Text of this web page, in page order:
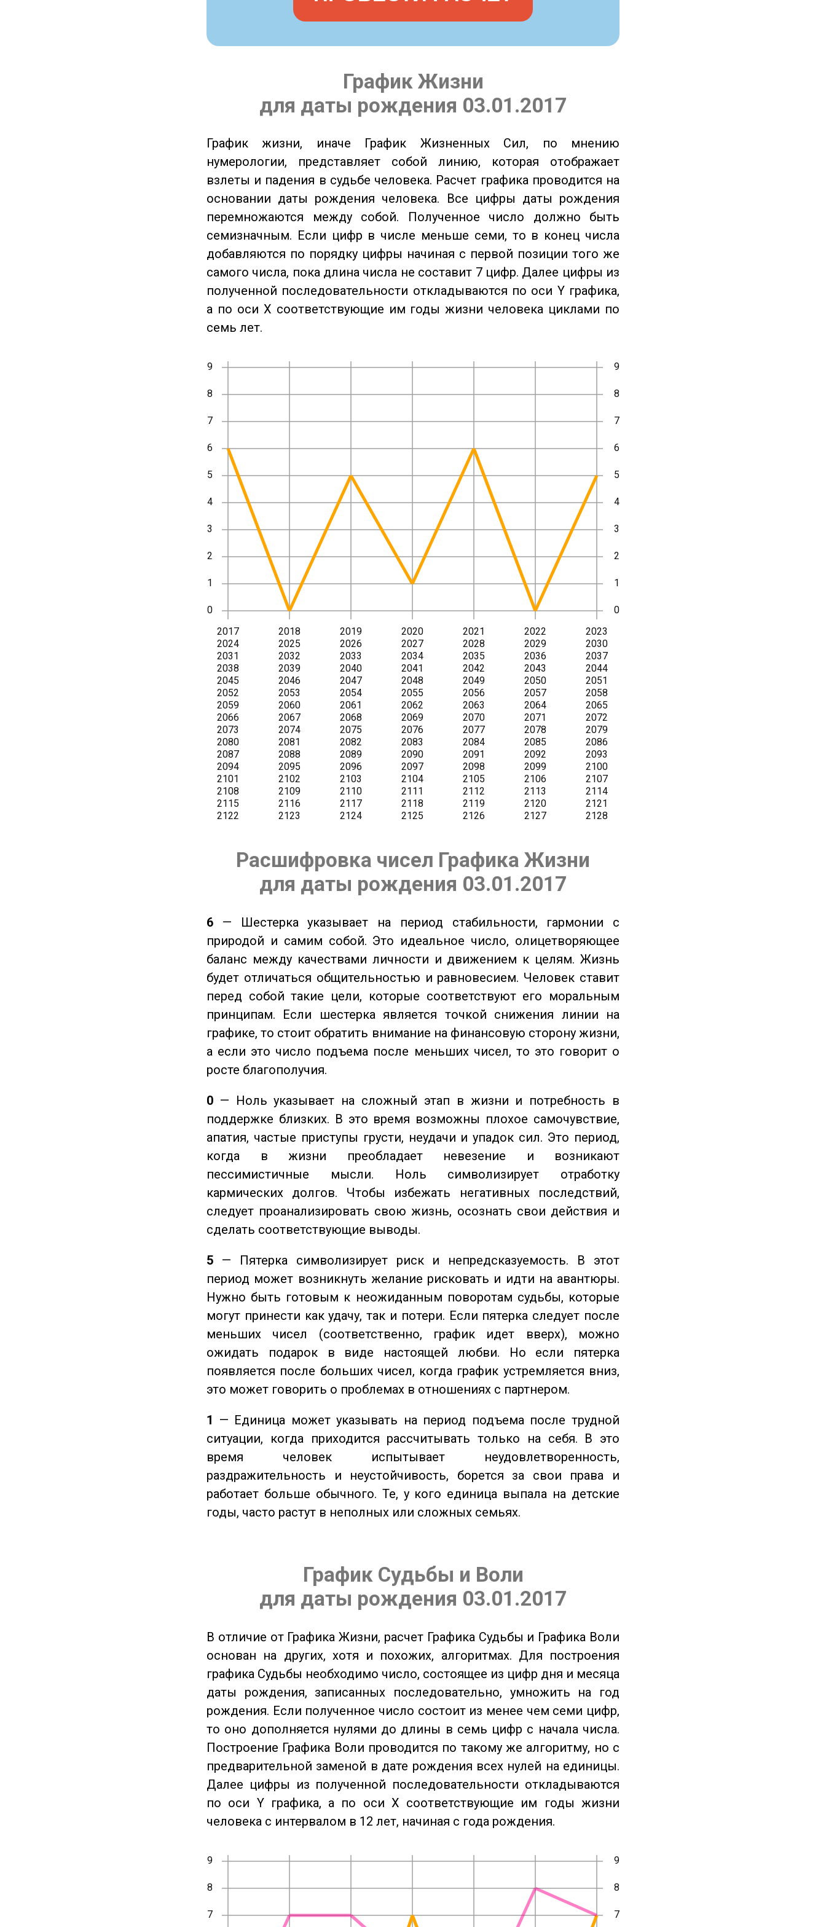
График Жизни
для даты рождения 03.01.2017
График жизни, иначе График Жизненных Сил, по мнению
нумерологии, представляет собой линию, которая отображает
взлеты и падения в судьбе человека. Расчет графика проводится на
основании даты рождения человека. Все цифры даты рождения
перемножаются между собой. Полученное число должно быть
семизначным. Если цифр в числе меньше семи, то в конец числа
добавляются по порядку цифры начиная с первой позиции того же
самого числа, пока длина числа не составит 7 цифр. Далее цифры из
полученной последовательности откладываются по оси Y графика,
а по оси X соответствующие им годы жизни человека циклами по
семь лет.
Расшифровка чисел Графика Жизни
для даты рождения 03.01.2017
6 — Шестерка указывает на период стабильности, гармонии с
природой и самим собой. Это идеальное число, олицетворяющее
баланс между качествами личности и движением к целям. Жизнь
будет отличаться общительностью и равновесием. Человек ставит
перед собой такие цели, которые соответствуют его моральным
принципам. Если шестерка является точкой снижения линии на
графике, то стоит обратить внимание на финансовую сторону жизни,
а если это число подъема после меньших чисел, то это говорит о
росте благополучия.
0 — Ноль указывает на сложный этап в жизни и потребность в
поддержке близких. В это время возможны плохое самочувствие,
апатия, частые приступы грусти, неудачи и упадок сил. Это период,
когда в жизни преобладает невезение и возникают
пессимистичные мысли. Ноль символизирует отработку
кармических долгов. Чтобы избежать негативных последствий,
следует проанализировать свою жизнь, осознать свои действия и
сделать соответствующие выводы.
5 — Пятерка символизирует риск и непредсказуемость. В этот
период может возникнуть желание рисковать и идти на авантюры.
Нужно быть готовым к неожиданным поворотам судьбы, которые
могут принести как удачу, так и потери. Если пятерка следует после
меньших чисел (соответственно, график идет вверх), можно
ожидать подарок в виде настоящей любви. Но если пятерка
появляется после больших чисел, когда график устремляется вниз,
это может говорить о проблемах в отношениях с партнером.
1 — Единица может указывать на период подъема после трудной
ситуации, когда приходится рассчитывать только на себя. В это
время человек испытывает неудовлетворенность,
раздражительность и неустойчивость, борется за свои права и
работает больше обычного. Те, у кого единица выпала на детские
годы, часто растут в неполных или сложных семьях.
График Судьбы и Воли
для даты рождения 03.01.2017
В отличие от Графика Жизни, расчет Графика Судьбы и Графика Воли
основан на других, хотя и похожих, алгоритмах. Для построения
графика Судьбы необходимо число, состоящее из цифр дня и месяца
даты рождения, записанных последовательно, умножить на год
рождения. Если полученное число состоит из менее чем семи цифр,
то оно дополняется нулями до длины в семь цифр с начала числа.
Построение Графика Воли проводится по такому же алгоритму, но с
предварительной заменой в дате рождения всех нулей на единицы.
Далее цифры из полученной последовательности откладываются
по оси Y графика, а по оси X соответствующие им годы жизни
человека с интервалом в 12 лет, начиная с года рождения.